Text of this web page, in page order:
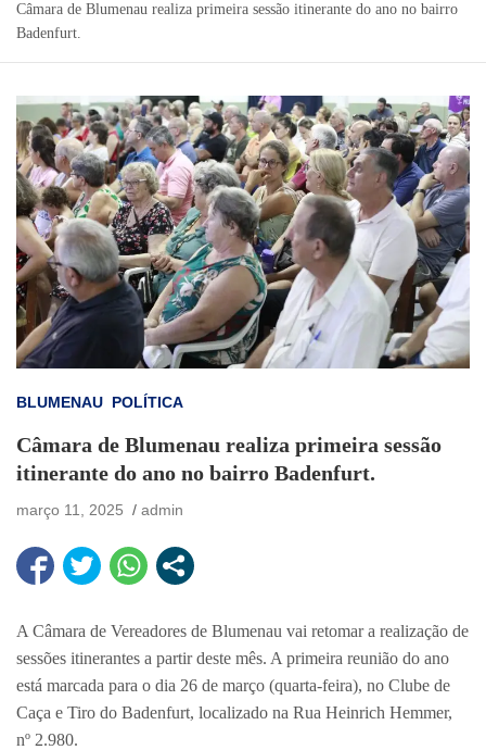
Câmara de Blumenau realiza primeira sessão itinerante do ano no bairro
Badenfurt.
BLUMENAU POLÍTICA
Câmara de Blumenau realiza primeira sessão
itinerante do ano no bairro Badenfurt.
março 11, 2025 admin
A Câmara de Vereadores de Blumenau vai retomar a realização de
sessões itinerantes a partir deste mês. A primeira reunião do ano
está marcada para o dia 26 de março (quarta-feira), no Clube de
Caça e Tiro do Badenfurt, localizado na Rua Heinrich Hemmer,
nº 2.980.